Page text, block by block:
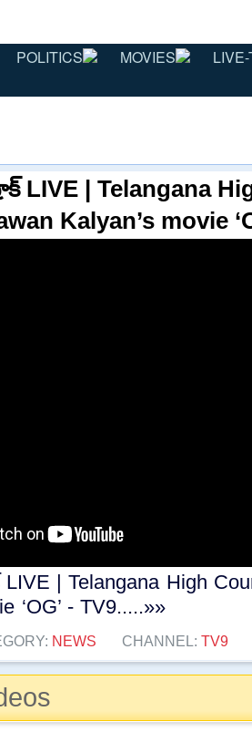
POLITICS MOVIES
LIVE | Telangana
Kalyan’s movie
| Telangana High
‘OG’ - TV9.....»»
NEWS CHANNEL: TV9